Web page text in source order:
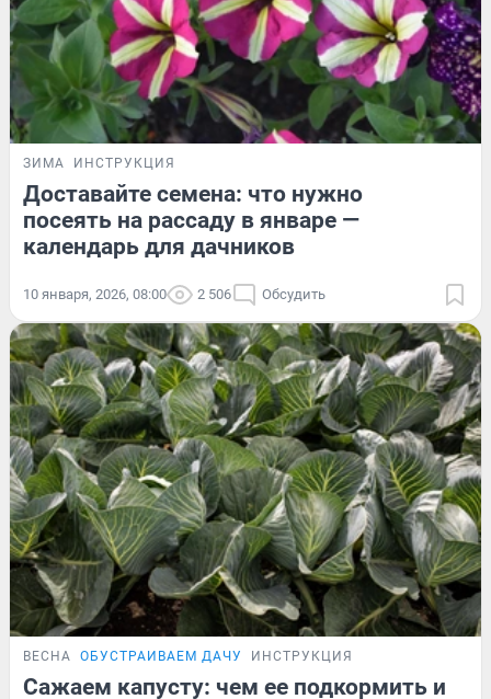
ЗИМА ИНСТРУКЦИЯ
Доставайте семена: что нужно
посеять на рассаду в январе —
календарь для дачников
10 января, 2026, 08:00 2 506 Обсудить
ВЕСНА ОБУСТРАИВАЕМ ДАЧУ ИНСТРУКЦИЯ
Сажаем капусту: чем ее подкормить и